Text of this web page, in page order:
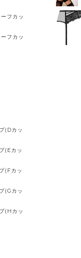
フカッ
フカッ
(Dカッ
(Eカッ
(Fカッ
(Gカッ
(Hカッ